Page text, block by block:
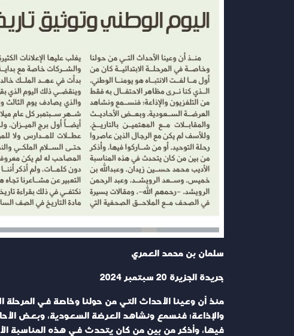
سلمان بن محمد العمري
جريدة الجزيرة 20 سبتمبر 2024
منذ أن وعينا الأحداث التي من حولنا وخاصة في المرحلة
والإذاعة؛ فنسمع ونشاهد العرضة السعودية، وبعض
فيها، وأذكر من بين من كان يتحدث في هذه المناسبة